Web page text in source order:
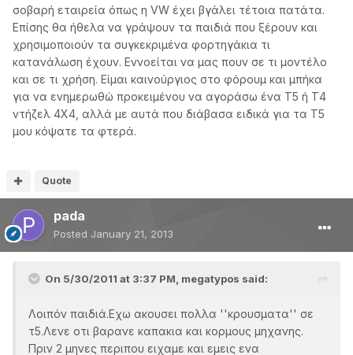
σοβαρή εταιρεία όπως η VW έχει βγάλει τέτοια πατάτα.
Επίσης θα ήθελα να γράψουν τα παιδιά που ξέρουν και
χρησιμοποιούν τα συγκεκριμένα φορτηγάκια τι
κατανάλωση έχουν. Εννοείται να μας πουν σε τι μοντέλο
και σε τι χρήση. Είμαι καινούργιος στο φόρουμ και μπήκα
για να ενημερωθώ προκειμένου να αγοράσω ένα Τ5 ή Τ4
ντήζελ 4Χ4, αλλά με αυτά που διάβασα ειδικά για τα Τ5
μου κόψατε τα φτερά.
Quote
pada
Posted January 21, 2013
On 5/30/2011 at 3:37 PM, megatypos said:
Λοιπόν παιδιά.Εχω ακουσει πολλα ''κρουσματα'' σε
τ5.Λενε οτι βαρανε καπακια και κορμους μηχανης.
Πριν 2 μηνες περιπου ειχαμε και εμεις ενα